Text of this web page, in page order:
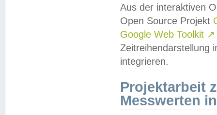
Aus der interaktiven
Open Source Projekt
Google Web Toolkit ↗
Zeitreihendarstellung
integrieren.
Projektarbeit
Messwerten